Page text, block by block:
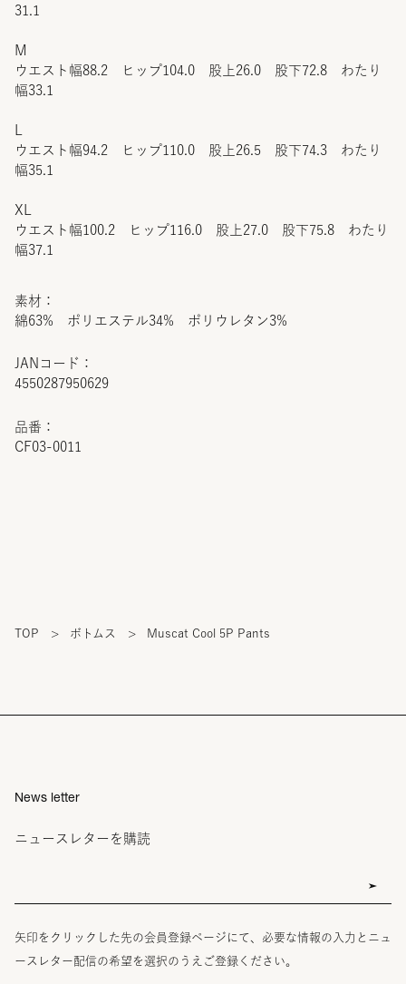
JANコード：
4550287950629
品番：
CF03-0011
31.1
M
ウエスト幅88.2 ヒップ104.0 股上26.0 股下72.8 わたり
幅33.1
ウエスト幅94.2 ヒップ110.0 股上26.5 股下74.3 わたり
幅35.1
XL
ウエスト幅100.2 ヒップ116.0 股上27.0 股下75.8 わたり
幅37.1
素材：
綿63% ポリエステル34% ポリウレタン3%
TOP > ボトムス > Muscat Cool 5P Pants
News letter
ニュースレターを購読
矢印をクリックした先の会員登録ページにて、必要な情報の入力とニュ
ースレター配信の希望を選択のうえご登録ください。